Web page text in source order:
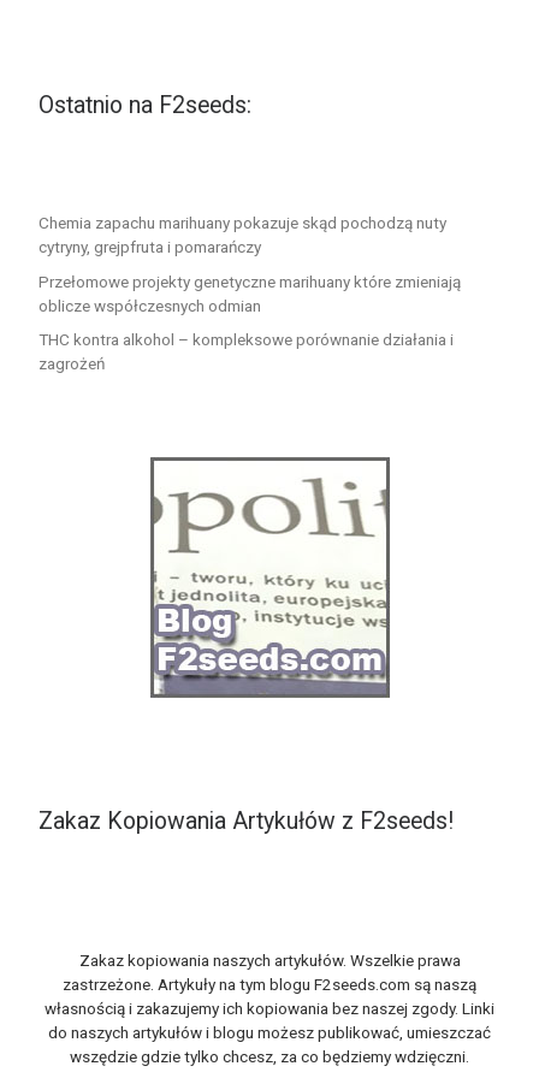
Ostatnio na F2seeds:
Chemia zapachu marihuany pokazuje skąd pochodzą nuty
cytryny, grejpfruta i pomarańczy
Przełomowe projekty genetyczne marihuany które zmieniają
oblicze współczesnych odmian
THC kontra alkohol – kompleksowe porównanie działania i
zagrożeń
Zakaz Kopiowania Artykułów z F2seeds!
Zakaz kopiowania naszych artykułów. Wszelkie prawa
zastrzeżone. Artykuły na tym blogu F2seeds.com są naszą
własnością i zakazujemy ich kopiowania bez naszej zgody. Linki
do naszych artykułów i blogu możesz publikować, umieszczać
wszędzie gdzie tylko chcesz, za co będziemy wdzięczni.